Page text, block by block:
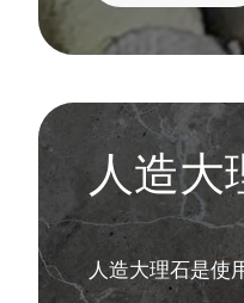
人造
人造大理石是使